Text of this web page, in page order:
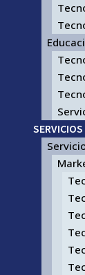
SERVICIOS